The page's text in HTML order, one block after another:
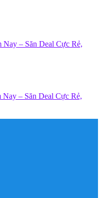
– Săn Deal Cực Rẻ,
– Săn Deal Cực Rẻ,